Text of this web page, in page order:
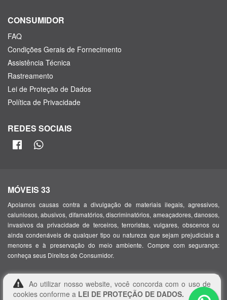
CONSUMIDOR
FAQ
Condições Gerais de Fornecimento
Assistência Técnica
Rastreamento
Lei de Proteção de Dados
Política de Privacidade
REDES SOCIAIS
MÓVEIS 33
Apoiamos causas contra a divulgação de materiais ilegais, agressivos,
caluniosos, abusivos, difamatórios, discriminatórios, ameaçadores, danosos,
invasivos da privacidade de terceiros, terroristas, vulgares, obscenos ou
ainda condenáveis de qualquer tipo ou natureza que sejam prejudiciais a
menores e à preservação do meio ambiente. Compre com segurança:
conheça seus Direitos de Consumidor.
Móveis 33, com sede em Alameda Santos, 1165 – Jardim Paulista, São
Paulo – SP, 01419-000, inscrita no CNPJ/MF sob o nº 45.406.712/0001-43
Ao utilizar nosso website, você concorda com o uso de
cookies conforme a LEI DE PROTEÇÃO DE DADOS.